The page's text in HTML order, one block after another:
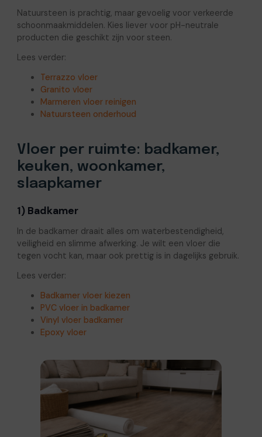
Natuursteen is prachtig, maar gevoelig voor verkeerde
schoonmaakmiddelen. Kies liever voor pH-neutrale
producten die geschikt zijn voor steen.
Lees verder:
Terrazzo vloer
Granito vloer
Marmeren vloer reinigen
Natuursteen onderhoud
Vloer per ruimte: badkamer,
keuken, woonkamer,
slaapkamer
1) Badkamer
In de badkamer draait alles om waterbestendigheid,
veiligheid en slimme afwerking. Je wilt een vloer die
tegen vocht kan, maar ook prettig is in dagelijks gebruik.
Lees verder:
Badkamer vloer kiezen
PVC vloer in badkamer
Vinyl vloer badkamer
Epoxy vloer